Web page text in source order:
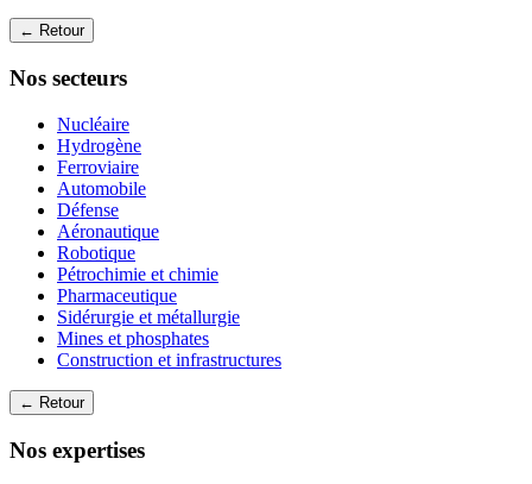
← Retour
Nos secteurs
Nucléaire
Hydrogène
Ferroviaire
Automobile
Défense
Aéronautique
Robotique
Pétrochimie et chimie
Pharmaceutique
Sidérurgie et métallurgie
Mines et phosphates
Construction et infrastructures
← Retour
Nos expertises